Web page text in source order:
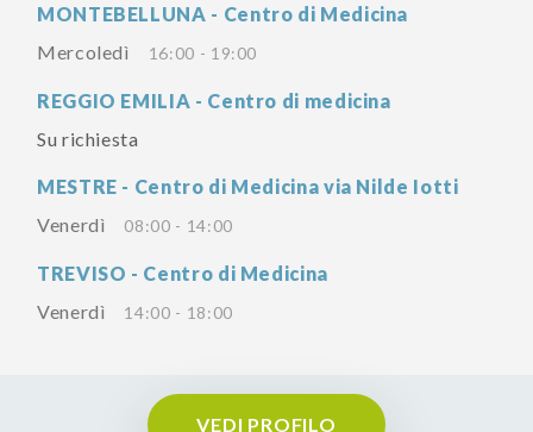
MONTEBELLUNA - Centro di Medicina
Mercoledì
16:00 - 19:00
REGGIO EMILIA - Centro di medicina
Su richiesta
MESTRE - Centro di Medicina via Nilde Iotti
Venerdì
08:00 - 14:00
TREVISO - Centro di Medicina
Venerdì
14:00 - 18:00
VEDI PROFILO